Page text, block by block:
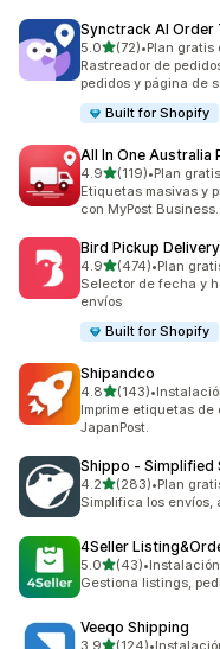
Synctrack AI Order
5.0de 5 estrellas
(72)
72 reseñas en total
•Plan gratis
Rastreador de
pedidos y página de
Built for Shopify
All In One Australia
4.9de 5 estrellas
(119)
119 reseñas en total
•Plan
Etiquetas masivas y
con MyPost Business.
Bird Pickup
4.9de 5 estrellas
(474)
474 reseñas en total
•Plan
Selector de fecha y
envíos
Built for Shopify
Shipandco
4.8de 5 estrellas
(143)
143 reseñas en total
•
Imprime etiquetas de
JapanPost.
Shippo ‑ Simplified
4.2de 5 estrellas
(283)
283 reseñas en total
•Plan
Simplifica los envíos,
4Seller
5.0de 5 estrellas
(43)
43 reseñas en total
•
Gestiona listings,
Veeqo Shipping
3.9de 5 estrellas
(124)•